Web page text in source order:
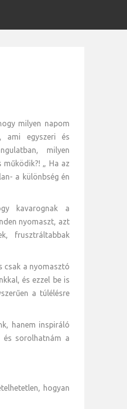
milyen napom
ami egyszeri és
milyen
működik?! „ Ha az
a különbség én
kavarognak a
nyomaszt, azt
frusztráltabbak
csak a nyomasztó
és ezzel be is
a túlélésre
hanem inspiráló
és sorolhatnám a
hogyan